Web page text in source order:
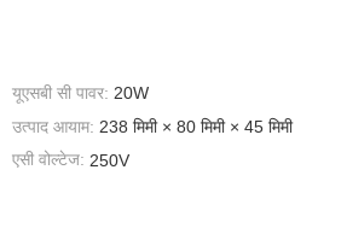
यूएसबी सी पावर: 20W
उत्पाद आयाम: 238 मिमी × 80 मिमी × 45 मिमी
एसी वोल्टेज: 250V